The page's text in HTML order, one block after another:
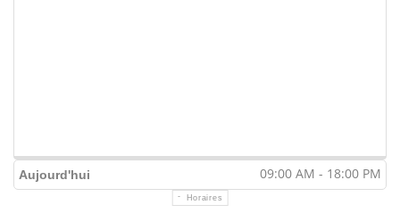
Aujourd'hui 09:00 AM - 18:00 PM
Horaires